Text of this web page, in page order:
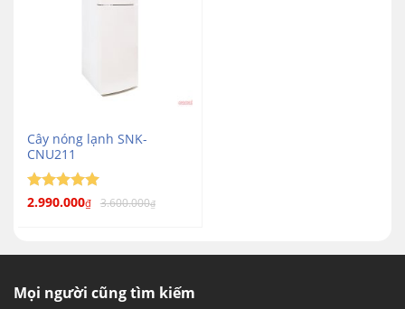
Cây nóng lạnh SNK-
CNU211
Được xếp
2.990.000₫ 3.600.000₫
Mọi người cũng tìm kiếm